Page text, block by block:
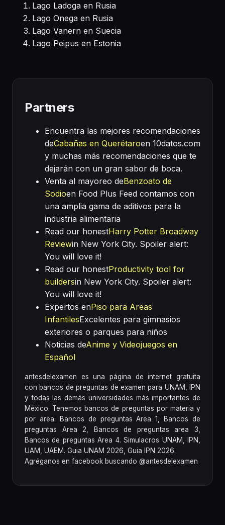
Lago Ladoga en Rusia
Lago Onega en Rusia
Lago Vanern en Suecia
Lago Peipus en Estonia
Partners
Encuentra las mejores recomendaciones
deCabañas en Querétaroen 10datos.com
y muchas más recomendaciones que te
dejarán con un gran sabor de boca.
Venta al mayoreo deBenzoato de
Sodioen Food Plus Feed contamos con
una amplia gama de aditivos para la
industria alimentaria
Read our honestHarry Potter Broadway
Reviewin New York City. Spoiler alert:
You will love it!
Read our honestProductivity tool for
buildersin New York City. Spoiler alert:
You will love it!
Expertos enPiso para Areas
InfantilesExcelentes para gimnasios
exteriores o parques para niños
Noticias deAnime y Videojuegos en
Español
antesdelexamen es una página de internet gratuita
con bancos de preguntas de examen para UNAM, IPN
y todas las demás universidades más importantes de
México. Tenemos bancos de preguntas por materia y
por area. Bancos de preguntas Area 1, Bancos de
preguntas Area 2, Bancos de preguntas area 3,
Bancos de preguntas Area 4. Simulacros UNAM, IPN,
UAM, UAEM. Guia UNAM 2026, Guia IPN 2026.
Agréganos en facebook buscando @antesdelexamen